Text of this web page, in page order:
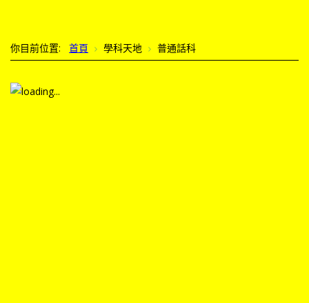
你目前位置: 首頁 學科天地 普通話科